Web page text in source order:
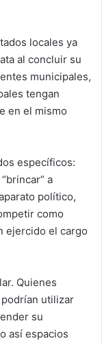
locales ya
al concluir su
municipales,
tengan
en el mismo
específicos:
a
político,
como
ejercido el cargo
Quienes
utilizar
su
así espacios